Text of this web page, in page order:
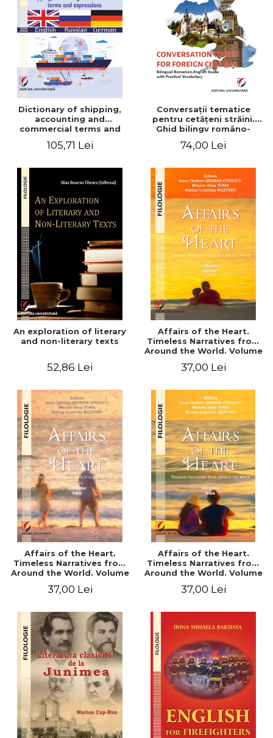
Dictionary of shipping,
accounting and
commercial terms and
Russian – German
105,71 Lei
Conversaţii tematice
pentru cetăţeni străini.
Ghid bilingv româno-
practic/Conversation
Bilingual Romanian-English
guide with practical
vocabulary
74,00 Lei
An exploration of literary
and non-literary texts
52,86 Lei
Affairs of the Heart.
Timeless Narratives from
Around the World. Volume
37,00 Lei
Affairs of the Heart.
Timeless Narratives from
Around the World. Volume
37,00 Lei
Affairs of the Heart.
Timeless Narratives from
Around the World. Volume
37,00 Lei